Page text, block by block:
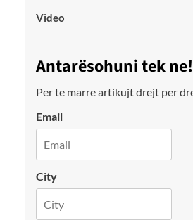
Video
Antarësohuni tek ne!
Per te marre artikujt drejt per
Email
City